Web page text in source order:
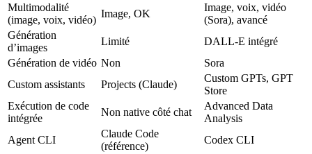
Multimodalité
(image, voix, vidéo)
Image, OK
Image, voix, vidéo
(Sora), avancé
Génération
d’images
Limité
DALL-E intégré
Génération de vidéo Non
Sora
Custom assistants
Projects (Claude)
Custom GPTs, GPT
Store
Exécution de code
intégrée
Non native côté chat
Advanced Data
Analysis
Agent CLI
Claude Code
(référence)
Codex CLI